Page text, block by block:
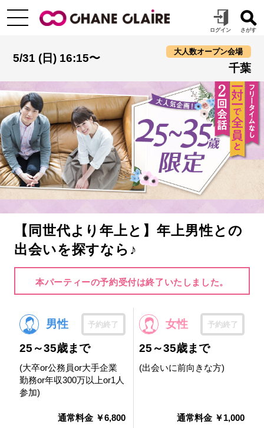
5/31 (日) 16:15〜
大人数オープン会場
千葉
【同世代より年上と】年上男性との
出会いを探すなら♪
本パーティーの予約受付は終了いたしました。
男性 予約終了
25～35歳まで
(大卒or公務員or大手企業
勤務or年収300万以上or1人
参加)
通常料金 ￥6,800
女性 予約終了
25～35歳まで
(出会いに前向きな方)
通常料金 ￥1,000